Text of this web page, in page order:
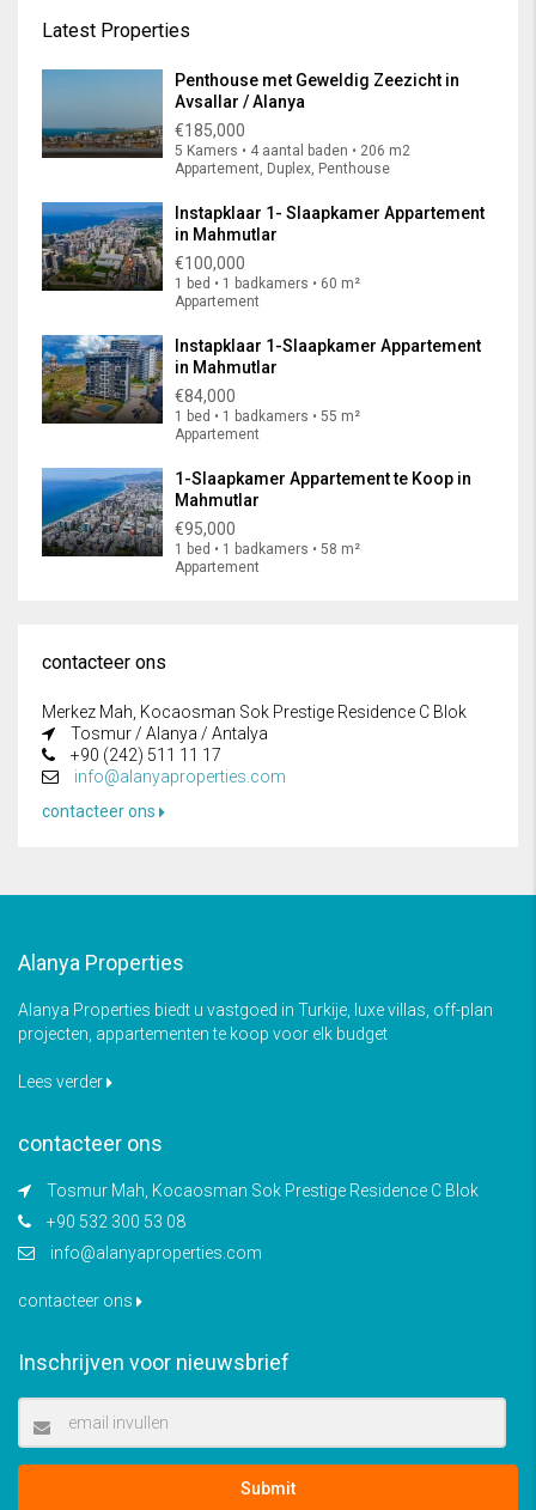
Latest Properties
Penthouse met Geweldig Zeezicht in
Avsallar / Alanya
€185,000
5 Kamers • 4 aantal baden • 206 m2
Appartement, Duplex, Penthouse
Instapklaar 1- Slaapkamer Appartement
in Mahmutlar
€100,000
1 bed • 1 badkamers • 60 m²
Appartement
Instapklaar 1-Slaapkamer Appartement
in Mahmutlar
€84,000
1 bed • 1 badkamers • 55 m²
Appartement
1-Slaapkamer Appartement te Koop in
Mahmutlar
€95,000
1 bed • 1 badkamers • 58 m²
Appartement
contacteer ons
Merkez Mah, Kocaosman Sok Prestige Residence C Blok
Tosmur / Alanya / Antalya
+90 (242) 511 11 17
info@alanyaproperties.com
contacteer ons
Alanya Properties
Alanya Properties biedt u vastgoed in Turkije, luxe villas, off-plan
projecten, appartementen te koop voor elk budget
Lees verder
contacteer ons
Tosmur Mah, Kocaosman Sok Prestige Residence C Blok
+90 532 300 53 08
info@alanyaproperties.com
contacteer ons
Inschrijven voor nieuwsbrief
Submit